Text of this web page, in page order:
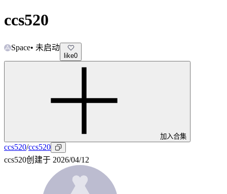
ccs520
Space• 未启动
like0
加入合集
ccs520/ccs520
ccs520创建于 2026/04/12